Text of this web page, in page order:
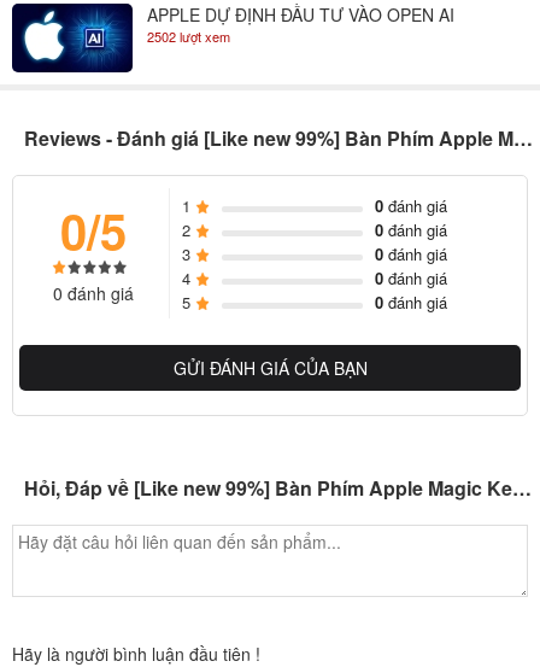
APPLE DỰ ĐỊNH ĐẦU TƯ VÀO OPEN AI
2502 lượt xem
Reviews - Đánh giá [Like new 99%] Bàn Phím Apple Magic Keyboard 2
0/5
0 đánh giá
1 0đánh giá
2
0đánh giá
3
0đánh giá
4
0đánh giá
5
0đánh giá
GỬI ĐÁNH GIÁ CỦA BẠN
Hỏi, Đáp về [Like new 99%] Bàn Phím Apple Magic Keyboard 2
Hãy là người bình luận đầu tiên !